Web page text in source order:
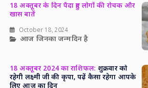
18 अक्तूबर के दिन पैदा हुए लोगों की रोचक और
खास बातें
October 18, 2024
आज जिनका जन्मदिन है
18 अक्तूबर 2024 का राशिफल: शुक्रवार को
रहेगी लक्ष्मी जी की कृपा, पढ़ें कैसा रहेगा आपके